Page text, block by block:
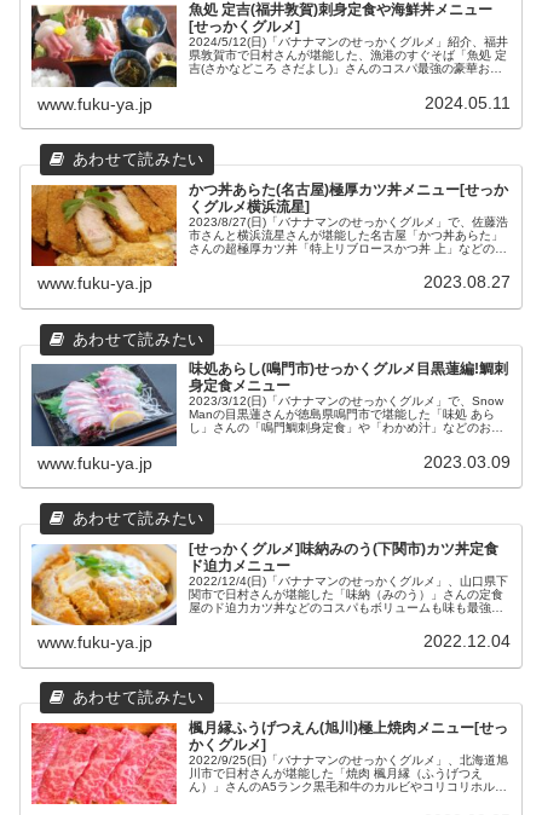
魚処 定吉(福井敦賀)刺身定食や海鮮丼メニュー
[せっかくグルメ]
2024/5/12(日)「バナナマンのせっかくグルメ」紹介、福井
県敦賀市で日村さんが堪能した、漁港のすぐそば「魚処 定
吉(さかなどころ さだよし)」さんのコスパ最強の豪華お刺
ニューと、場所や営業時間などの店舗情報をまとめてみま
www.fuku-ya.jp 2024.05.11
かつ丼あらた(名古屋)極厚カツ丼メニュー[せっか
くグルメ横浜流星]
2023/8/27(日)「バナナマンのせっかくグルメ」で、佐藤浩
市さんと横浜流星さんが堪能した名古屋「かつ丼あらた」
さんの超極厚カツ丼「特上リブロースかつ丼 上」などのメ
www.fuku-ya.jp 2023.08.27
味処あらし(鳴門市)せっかくグルメ目黒蓮編!鯛刺
身定食メニュー
2023/3/12(日)「バナナマンのせっかくグルメ」で、Snow
Manの目黒蓮さんが徳島県鳴門市で堪能した「味処 あら
し」さんの「鳴門鯛刺身定食」や「わかめ汁」などのおす
www.fuku-ya.jp 2023.03.09
[せっかくグルメ]味納みのう(下関市)カツ丼定食
ド迫力メニュー
2022/12/4(日)「バナナマンのせっかくグルメ」、山口県下
関市で日村さんが堪能した「味納（みのう）」さんの定食
屋のド迫力カツ丼などのコスパもボリュームも味も最強メ
www.fuku-ya.jp 2022.12.04
楓月縁ふうげつえん(旭川)極上焼肉メニュー[せっ
かくグルメ]
2022/9/25(日)「バナナマンのせっかくグルメ」、北海道旭
川市で日村さんが堪能した「焼肉 楓月縁（ふうげつえ
ん）」さんのA5ランク黒毛和牛のカルビやコリコリホルモ